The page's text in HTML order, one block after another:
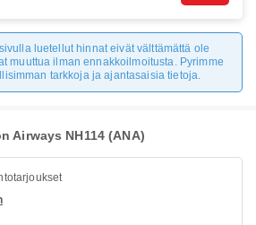
luetellut hinnat eivät välttämättä ole
muuttua ilman ennakkoilmoitusta. Pyrimme
tarkkoja ja ajantasaisia tietoja.
Airways NH114 (ANA)